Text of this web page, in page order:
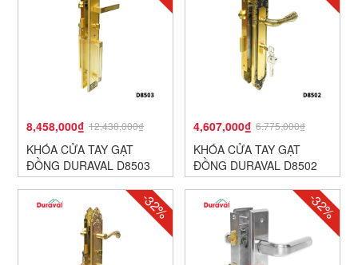
8,458,000₫ 12,438,000₫
KHÓA CỬA TAY GẠT
ĐỒNG DURAVAL D8503
4,607,000₫ 6,775,000₫
KHÓA CỬA TAY GẠT
ĐỒNG DURAVAL D8502
-32% -32%